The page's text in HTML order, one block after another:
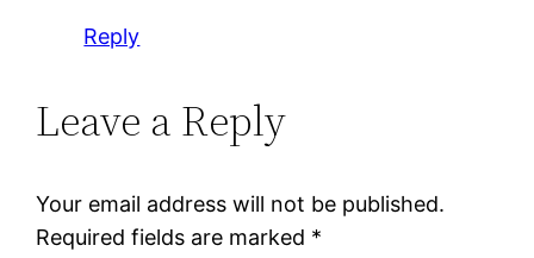
Reply
Leave a Reply
Your email address will not be published.
Required fields are marked *